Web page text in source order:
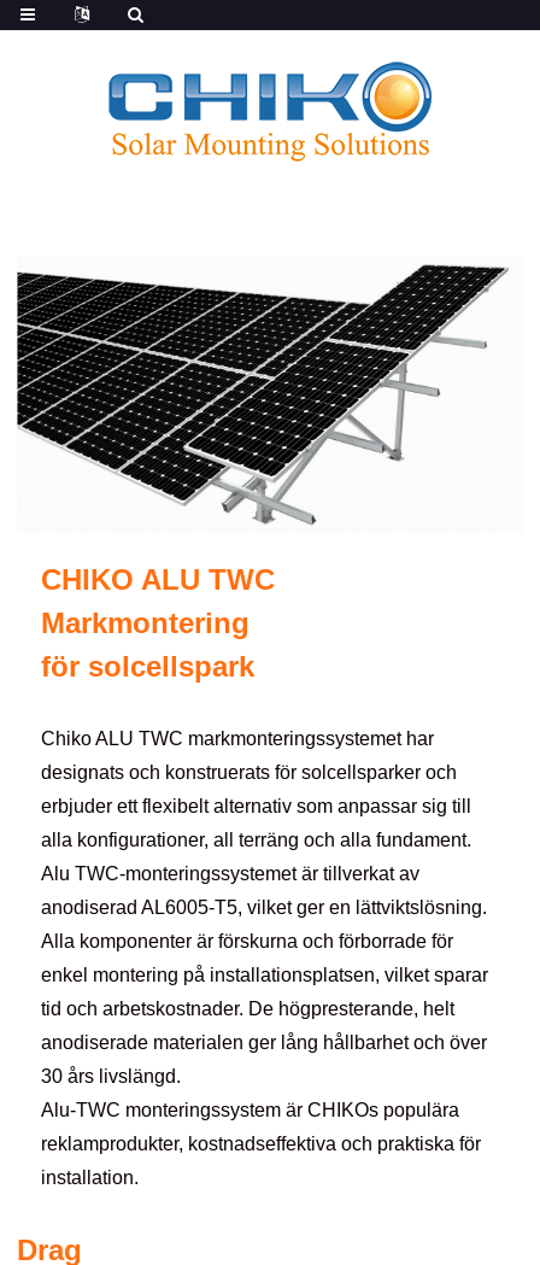
CHIKO ALU TWC
Markmontering
för solcellspark
Chiko ALU TWC markmonteringssystemet har
designats och konstruerats för solcellsparker och
erbjuder ett flexibelt alternativ som anpassar sig till
alla konfigurationer, all terräng och alla fundament.
Alu TWC-monteringssystemet är tillverkat av
anodiserad AL6005-T5, vilket ger en lättviktslösning.
Alla komponenter är förskurna och förborrade för
enkel montering på installationsplatsen, vilket sparar
tid och arbetskostnader. De högpresterande, helt
anodiserade materialen ger lång hållbarhet och över
30 års livslängd.
Alu-TWC monteringssystem är CHIKOs populära
reklamprodukter, kostnadseffektiva och praktiska för
installation.
Drag